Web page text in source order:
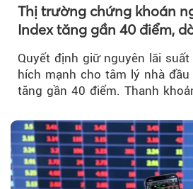
Thị trường chứng khoán
Index tăng gần 40 điểm,
mạnh sau tín hiệu tích cực
Quyết định giữ nguyên lãi
hích mạnh cho tâm lý nhà
tăng gần 40 điểm. Thanh